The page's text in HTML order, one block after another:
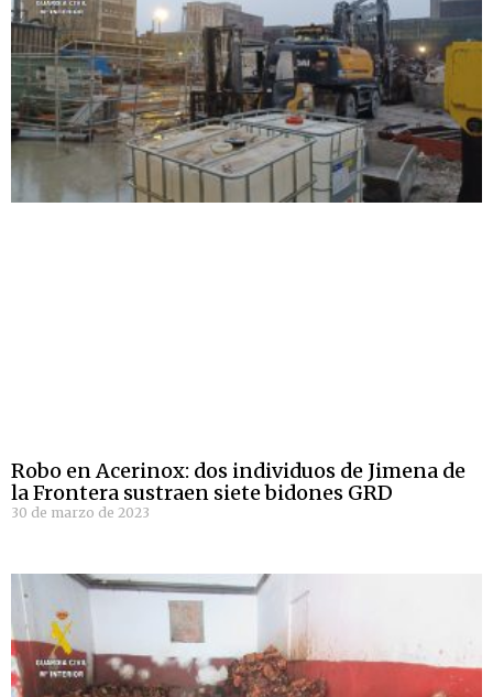
Robo en Acerinox: dos individuos de Jimena de
la Frontera sustraen siete bidones GRD
30 de marzo de 2023